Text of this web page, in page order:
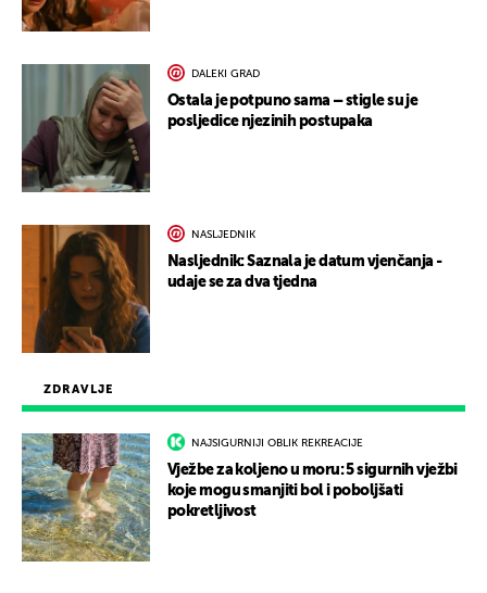
ZDRAVLJE
NAJSIGURNIJI OBLIK REKREACIJE
Vježbe za koljeno u moru: 5 sigurnih vježbi
koje mogu smanjiti bol i poboljšati
pokretljivost
DALEKI GRAD
Ostala je potpuno sama – stigle su je
posljedice njezinih postupaka
NASLJEDNIK
Nasljednik: Saznala je datum vjenčanja -
udaje se za dva tjedna